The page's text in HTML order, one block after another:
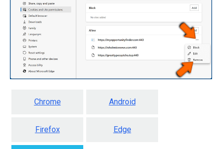
Chrome Android
Firefox Edge